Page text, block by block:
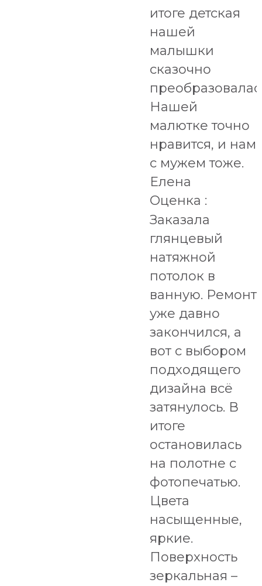
итоге детская
нашей
малышки
сказочно
Нашей
малютке точно
нравится, и нам
с мужем тоже.
Елена
Оценка :
Заказала
глянцевый
натяжной
потолок в
ванную. Ремонт
уже давно
закончился, а
вот с выбором
подходящего
дизайна всё
затянулось. В
итоге
остановилась
на полотне с
фотопечатью.
Цвета
насыщенные,
яркие.
Поверхность
зеркальная –